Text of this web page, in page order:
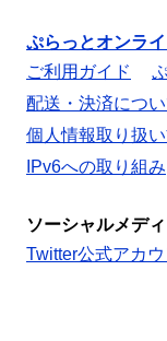
ぷらっとオンラ
ご利用ガイド
配送・決済につ
個人情報取り扱
IPv6への取り組み
ソーシャルメデ
Twitter公式アカウ